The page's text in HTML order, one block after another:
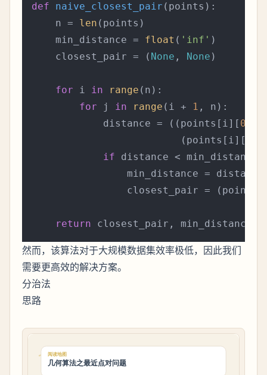
def naive_closest_pair ( points ):
    n =
len (points)
    min_distance =
float ( 'inf' )
    closest_pair = (
None , None )
for i in range (n):
for j in range (i + 1 , n):
            distance = ((points[i][
0
                         (points[i][
if distance < min_distance:
                min_distance = distance
closest_pair =
return
然而，该算法对于大规模数据集效率极低，因此我们
需要更高效的解决方案。
分治法
思路